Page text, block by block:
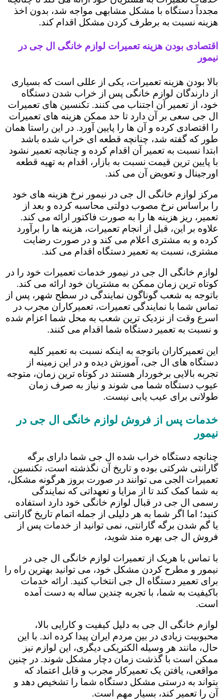
مجدداً دستگاه با مشکل مشابهی مواجه شد، بدون اخذ
هزینه نسبت به برطرف کردن مشکل اقدام کند.
اقتصادی بودن هزینه تعمیرات لوازم خانگی ال جی در
نیمور
بالا بودن هزینه تعمیرات، یکی از عللی است که بسیاری
از دارندگان لوازم خانگی پس از خراب شدن دستگاه
خود، از تعمیر آن اجتناب می کنند. تکنسین های تعمیرات
ال جی سعی بر آن دارد تا حد ممکن هزینه های تعمیرات
را اقتصادی کرده و آن ها را پایین آورد. در این راستا همان
طور که گفته شد، چنانچه قطعه ای خراب شده باشد
ابتدا نسبت به تعمیر آن اقدام کرده و چنانچه تعمیر نشود
با پایین ترین قیمت نسبت به بازار، اقدام به تهیه قطعه
اورجینال و تعویض آن می کند.
مرکز لوازم خانگی ال جی در نیمور نرخ هزینه های خود
را براساس نرخ مصوب دولتی محاسبه کرده و بعد از
تعمیر، ریز هزینه ها را به صورت فاکتور ارائه می کند.
علاوه بر این، قبل از انجام تعمیرات، هزینه ها را برآورد
کرده و به مشتری اعلام می کند و در صورت رضایت
مشتری، نسبت به تعمیر دستگاه اقدام می کند.
لوازم خانگی ال جی در نیمور خدمات تعمیرات خود را در
کوتاه ترین زمان ممکن به مشتریان خود ارائه می کند.
باتوجه به شعب گوناگون نمایندگی در سطح شهر، پس از
تماس شما با نمایندگی تعمیرات، تعمیرکاران مجرب در
اسرع وقت از نزدیک ترین شعب به محل شما اعزام شده
و نسبت به تعمیر دستگاه شما اقدام می کنند.
این تعمیرکاران باتوجه به اینکه نسبت به تعمیر کلیه
دستگاه های ال جی، آموزش دیده و در این زمینه از
تجربه بالایی برخوردار هستند در کوتاه ترین زمان، متوجه
عیوب دستگاه شما می شوند و نیاز به صرف زمان
طولانی برای عیب یابی نیست.
خدمات پس از فروش لوازم خانگی ال جی در
نیمور
چنانچه دستگاه خراب شده ال جی شما دارای برگه
گارانتی شرکتی بوده و تاریخ آن نگذشته است، تکنسین
تعمیرات الجی می توانند در صورت بروز هرگونه مشکل،
به شما کمک کند تا از مزایا و تعهداتی که نمایندگی
رسمی ال جی در قبال لوازم خانگی خود دارد استفاده
کنید؛ اما اگر شما به هر دلیلی از جمله اتمام تاریخ گارانتی
یا گم شدن برگه گارانتی، نمی توانید از خدمات پس از
فروش ال جی بهره مند شوید،
با تماس با هریک از تعمیرات لوازم خانگی ال جی در
نیمور و مطرح کردن مشکل خود، می توانید بهترین راه را
برای تعمیر دستگاه ال جی انتخاب کنید. ارائه خدمات
باکیفیت به شما، با تجربه چندین ساله به دست آمده
است.
لوازم خانگی ال جی به دلیل کیفیت و کارایی بالا،
محبوبیت زیادی در بین مردم ایران پیدا کرده اند. با این
حال، مانند هر وسیله الکتریکی دیگری، این لوازم نیز
ممکن است با گذشت زمان دچار مشکل شوند. در چنین
مواقعی، یافتن یک تعمیرکار مجرب و قابل اعتماد که
بتواند به درستی مشکل دستگاه شما را تشخیص دهد و
آن را تعمیر کند، بسیار مهم است.